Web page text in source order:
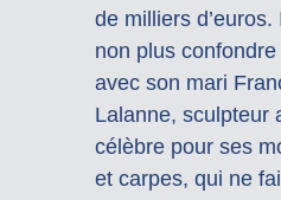
de milliers
non plus
avec son mari
Lalanne, sculpteur
célèbre pour ses
et carpes, qui ne